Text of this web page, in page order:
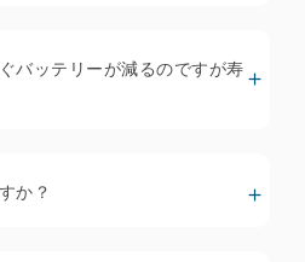
るための機器を全店に配備
のディスプレイからTrueTone
バッテリーが減るのですが寿
か？